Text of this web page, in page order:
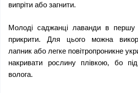
випріти або загнити.
Молоді саджанці лаванди в
прикрити. Для цього можна
лапник або легке повітропроникне
накривати рослину плівкою, бо
волога.